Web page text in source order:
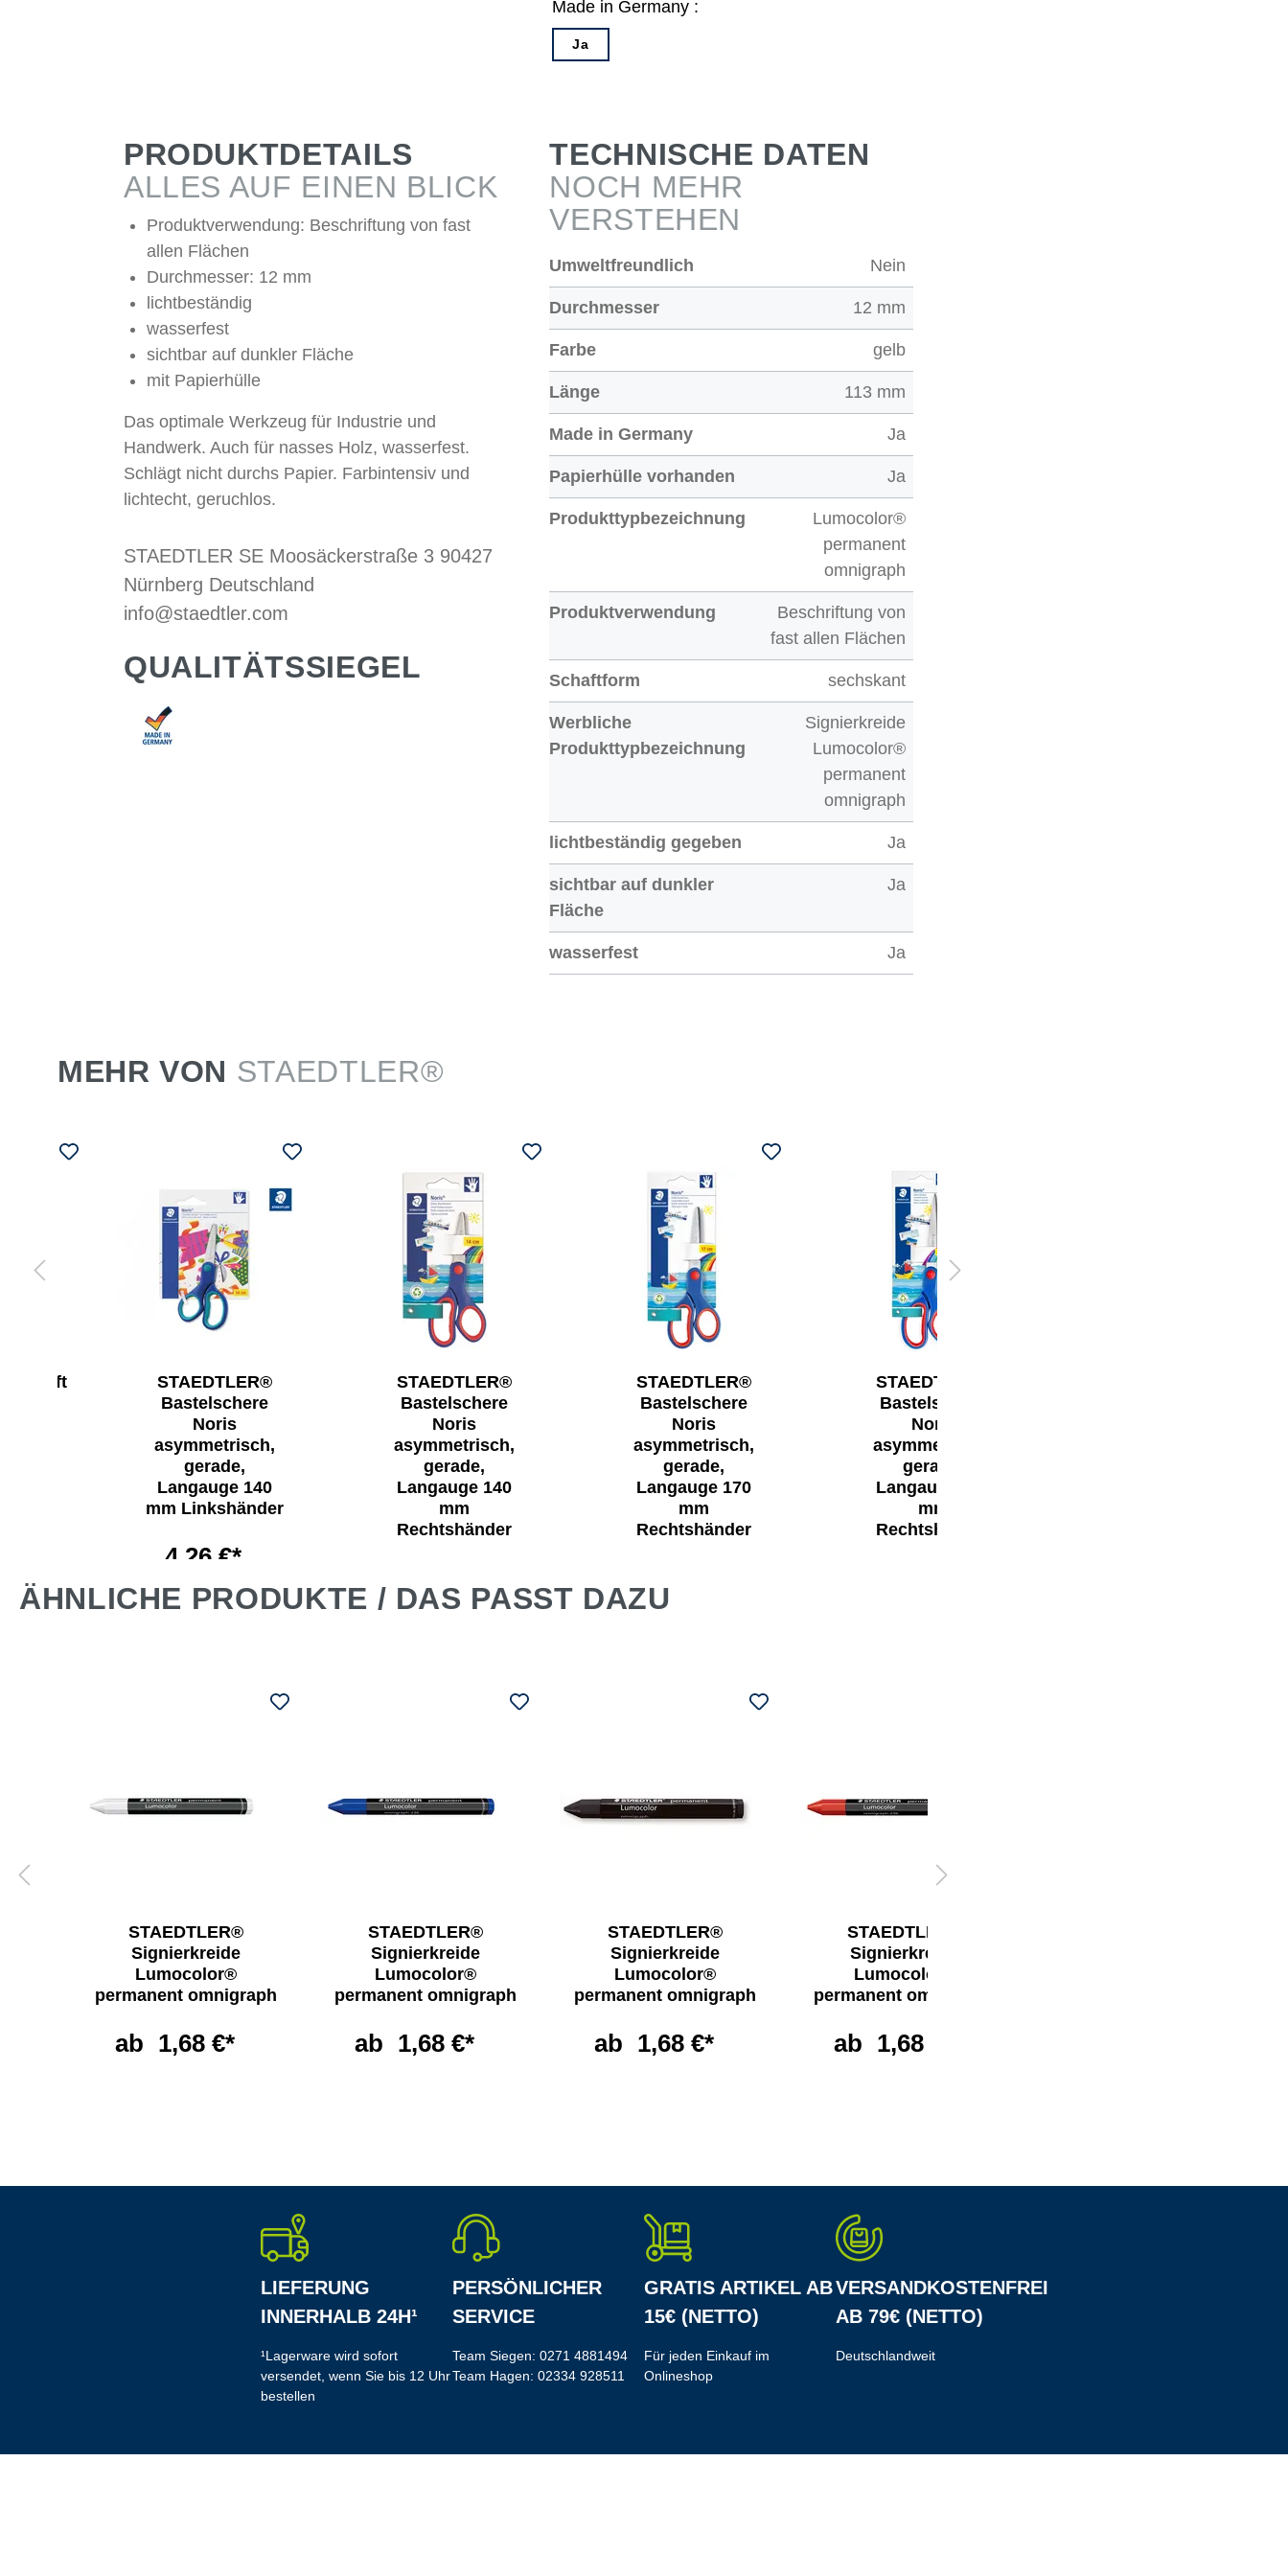
Made in Germany :
Ja
PRODUKTDETAILS
ALLES AUF EINEN BLICK
Produktverwendung: Beschriftung von fast
allen Flächen
Durchmesser: 12 mm
lichtbeständig
wasserfest
sichtbar auf dunkler Fläche
mit Papierhülle
Das optimale Werkzeug für Industrie und
Handwerk. Auch für nasses Holz, wasserfest.
Schlägt nicht durchs Papier. Farbintensiv und
lichtecht, geruchlos.
STAEDTLER SE Moosäckerstraße 3 90427
Nürnberg Deutschland
info@staedtler.com
QUALITÄTSSIEGEL
TECHNISCHE DATEN
NOCH MEHR
VERSTEHEN
Umweltfreundlich Nein
Durchmesser 12 mm
Farbe gelb
Länge 113 mm
Made in Germany Ja
Papierhülle vorhanden Ja
Produkttypbezeichnung
Lumocolor®
permanent
omnigraph
Produktverwendung
Beschriftung von
fast allen Flächen
Schaftform sechskant
Werbliche
Produkttypbezeichnung
Signierkreide
Lumocolor®
permanent
omnigraph
lichtbeständig gegeben Ja
sichtbar auf dunkler
Fläche
Ja
wasserfest Ja
MEHR VON STAEDTLER®
Bleistift
STAEDTLER®
Bastelschere
Noris
asymmetrisch,
gerade,
Langauge 140
mm Linkshänder
4,26 €*
STAEDTLER®
Bastelschere
Noris
asymmetrisch,
gerade,
Langauge 140
mm
Rechtshänder
STAEDTLER®
Bastelschere
Noris
asymmetrisch,
gerade,
Langauge 170
mm
Rechtshänder
STAEDTLER®
Bastelschere
Noris
asymmetrisch,
gerade,
Langauge 210
mm
Rechtshänder
ÄHNLICHE PRODUKTE / DAS PASST DAZU
STAEDTLER®
Signierkreide
Lumocolor®
permanent omnigraph
ab 1,68 €*
STAEDTLER®
Signierkreide
Lumocolor®
permanent omnigraph
ab 1,68 €*
STAEDTLER®
Signierkreide
Lumocolor®
permanent omnigraph
ab 1,68 €*
STAEDTLER®
Signierkreide
Lumocolor®
permanent omnigraph
ab 1,68 €*
LIEFERUNG
INNERHALB 24H¹
¹Lagerware wird sofort
versendet, wenn Sie bis 12 Uhr
bestellen
PERSÖNLICHER
SERVICE
Team Siegen: 0271 4881494
Team Hagen: 02334 928511
GRATIS ARTIKEL AB
15€ (NETTO)
Für jeden Einkauf im
Onlineshop
VERSANDKOSTENFREI
AB 79€ (NETTO)
Deutschlandweit